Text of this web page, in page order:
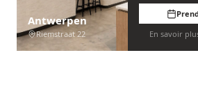
Antwerpen
Riemstraat 22
En savoir